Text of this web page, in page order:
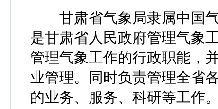
甘肃省气象局隶属中国气
是甘肃省人民政府管理气象
管理气象工作的行政职能，
业管理。同时负责管理全省
的业务、服务、科研等工作